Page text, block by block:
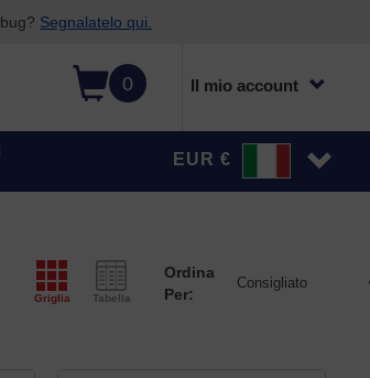
Segnalatelo qui.
0 Il mio account
EUR €
Griglia Tabella
Ordina
Per: